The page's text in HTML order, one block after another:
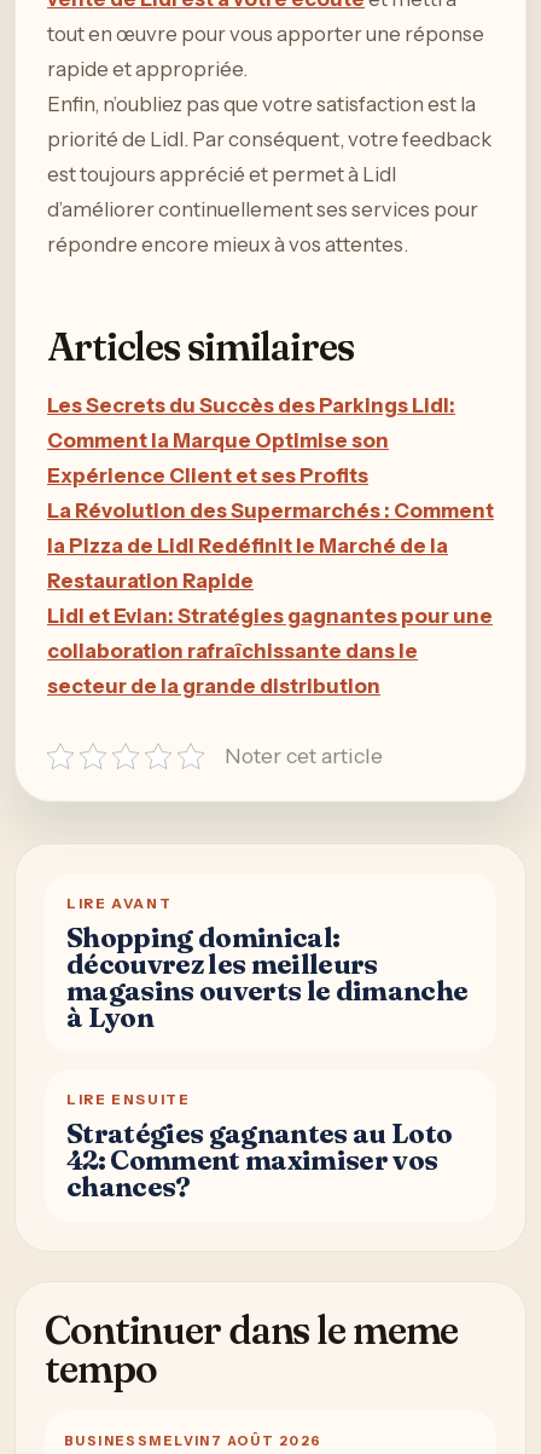
tout en œuvre pour vous apporter une réponse
rapide et appropriée.
Enfin, n’oubliez pas que votre satisfaction est la
priorité de Lidl. Par conséquent, votre feedback
est toujours apprécié et permet à Lidl
d’améliorer continuellement ses services pour
répondre encore mieux à vos attentes.
Articles similaires
Les Secrets du Succès des Parkings Lidl:
Comment la Marque Optimise son
Expérience Client et ses Profits
La Révolution des Supermarchés : Comment
la Pizza de Lidl Redéfinit le Marché de la
Restauration Rapide
Lidl et Evian: Stratégies gagnantes pour une
collaboration rafraîchissante dans le
secteur de la grande distribution
Noter cet article
LIRE AVANT
Shopping dominical:
découvrez les meilleurs
magasins ouverts le dimanche
à Lyon
LIRE ENSUITE
Stratégies gagnantes au Loto
42: Comment maximiser vos
chances?
Continuer dans le meme
tempo
BUSINESS MELVIN 7 AOÛT 2026